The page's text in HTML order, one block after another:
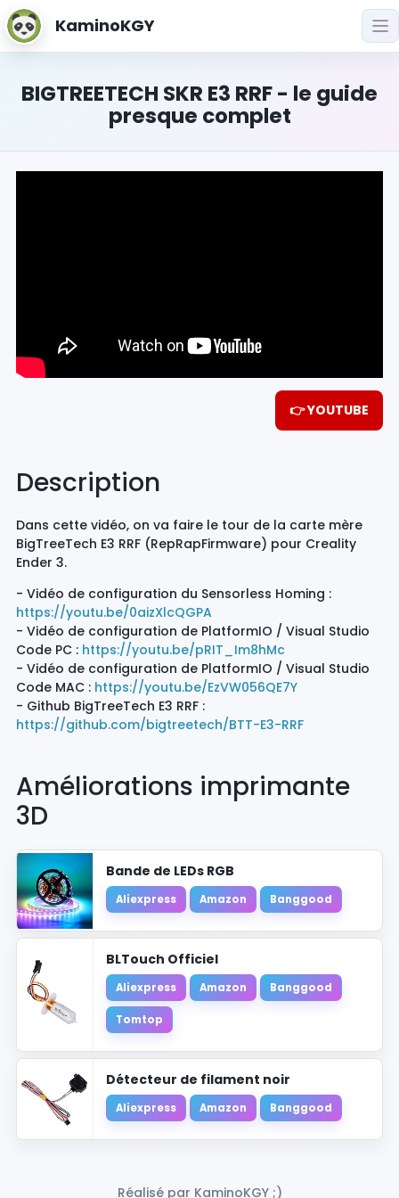
KaminoKGY
BIGTREETECH SKR E3 RRF - le guide
presque complet
👉 YOUTUBE
Description
Dans cette vidéo, on va faire le tour de la carte mère
BigTreeTech E3 RRF (RepRapFirmware) pour Creality
Ender 3.
- Vidéo de configuration du Sensorless Homing :
https://youtu.be/0aizXlcQGPA
- Vidéo de configuration de PlatformIO / Visual Studio
Code PC : https://youtu.be/pRIT_Im8hMc
- Vidéo de configuration de PlatformIO / Visual Studio
Code MAC : https://youtu.be/EzVW056QE7Y
- Github BigTreeTech E3 RRF :
https://github.com/bigtreetech/BTT-E3-RRF
Améliorations imprimante
3D
Bande de LEDs RGB
Aliexpress Amazon Banggood
BLTouch Officiel
Aliexpress Amazon Banggood
Tomtop
Détecteur de filament noir
Aliexpress Amazon Banggood
Réalisé par KaminoKGY ;)